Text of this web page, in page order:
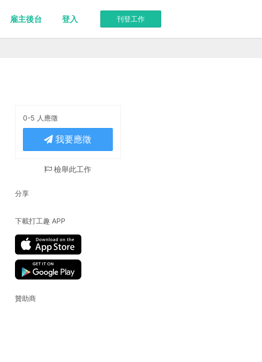
刊登工作
雇主後台 登入
0-5 人應徵
我要應徵
檢舉此工作
分享
下載打工趣 APP
贊助商